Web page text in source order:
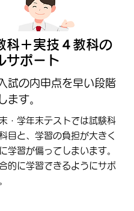
科＋実技４教科の
サポート
試の内申点を早い段階
ます。
・学年末テストでは試験科
目と、学習の負担が大きく
学習が偏ってしまいます。
的に学習できるようにサポ